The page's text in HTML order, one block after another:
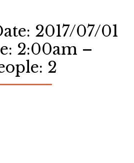
2017/07/01
2:00am –
2